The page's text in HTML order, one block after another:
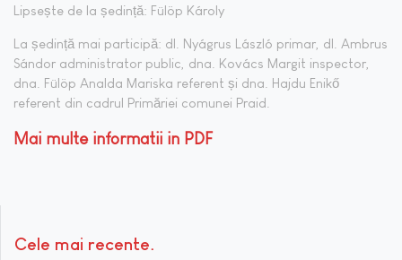
Lipsește de la ședință: Fülöp Károly
La ședință mai participă: dl. Nyágrus László primar, dl. Ambrus
Sándor administrator public, dna. Kovács Margit inspector,
dna. Fülöp Analda Mariska referent și dna. Hajdu Enikő
referent din cadrul Primăriei comunei Praid.
Mai multe informatii in PDF
Cele mai recente